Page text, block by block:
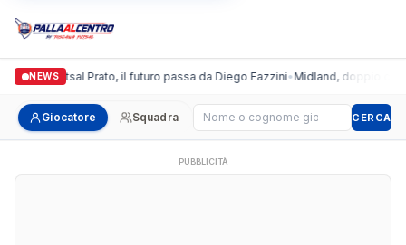
NEWS
Futsal Prato, il futuro passa da Diego Fazzini•Midland, doppio colpo
Giocatore Squadra Cerca giocatore CERCA
PUBBLICITÀ